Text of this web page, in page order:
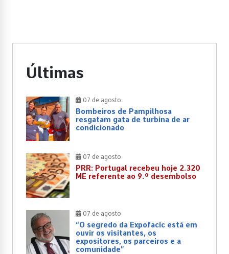
Últimas
07 de agosto
Bombeiros de Pampilhosa
resgatam gata de turbina de ar
condicionado
07 de agosto
PRR: Portugal recebeu hoje 2.320
ME referente ao 9.º desembolso
07 de agosto
“O segredo da Expofacic está em
ouvir os visitantes, os
expositores, os parceiros e a
comunidade”